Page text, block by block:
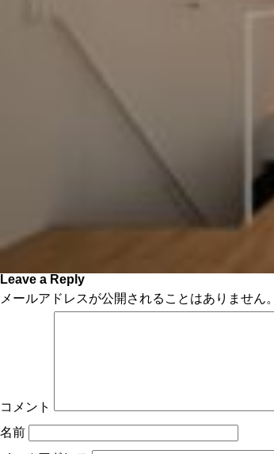
Leave a Reply
メールアドレスが公開されることはありません。
コメント
名前